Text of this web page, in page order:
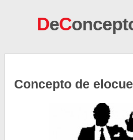
DeC
Concepto de